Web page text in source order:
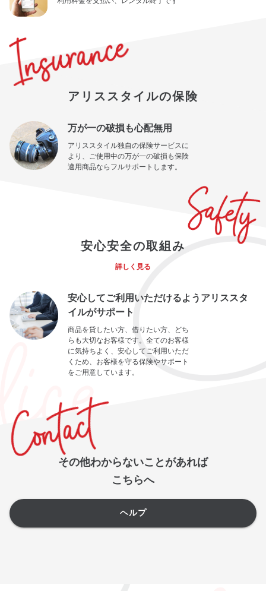
アリススタイルの保険
万が一の破損も心配無用
アリススタイル独自の保険サービスに
より、ご使用中の万が一の破損も保険
適用商品ならフルサポートします。
安心安全の取組み
詳しく見る
安心してご利用いただけるようアリススタ
イルがサポート
商品を貸したい方、借りたい方、どち
らも大切なお客様です。全てのお客様
に気持ちよく、安心してご利用いただ
くため、お客様を守る保険やサポート
をご用意しています。
その他わからないことがあれば
こちらへ
ヘルプ